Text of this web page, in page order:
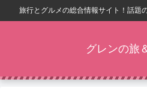
旅行とグルメの総合情報サイト！話題
グレンの旅